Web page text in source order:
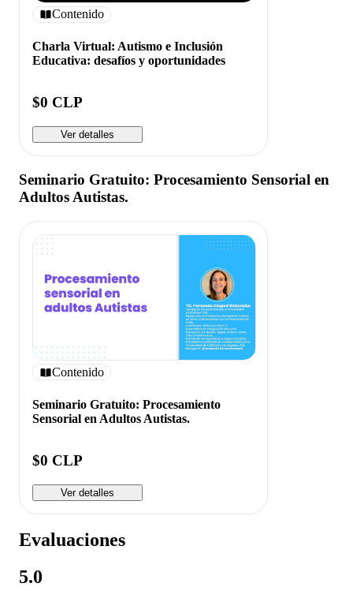
Contenido
Charla Virtual: Autismo e Inclusión
Educativa: desafíos y oportunidades
$0 CLP
Ver detalles
Seminario Gratuito: Procesamiento Sensorial en
Adultos Autistas.
Contenido
Seminario Gratuito: Procesamiento
Sensorial en Adultos Autistas.
$0 CLP
Ver detalles
Evaluaciones
5.0